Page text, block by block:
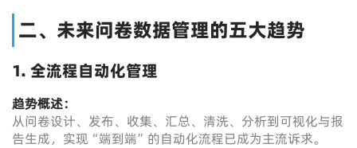
二、未来问卷数据管理的五大趋势
1. 全流程自动化管理
趋势概述：
从问卷设计、发布、收集、汇总、清洗、分析到可视化与报
告生成，实现“端到端”的自动化流程已成为主流诉求。